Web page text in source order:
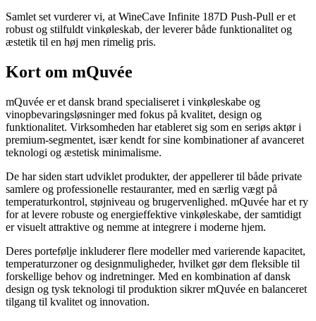
Samlet set vurderer vi, at WineCave Infinite 187D Push-Pull er et
robust og stilfuldt vinkøleskab, der leverer både funktionalitet og
æstetik til en høj men rimelig pris.
Kort om mQuvée
mQuvée er et dansk brand specialiseret i vinkøleskabe og
vinopbevaringsløsninger med fokus på kvalitet, design og
funktionalitet. Virksomheden har etableret sig som en seriøs aktør i
premium-segmentet, især kendt for sine kombinationer af avanceret
teknologi og æstetisk minimalisme.
De har siden start udviklet produkter, der appellerer til både private
samlere og professionelle restauranter, med en særlig vægt på
temperaturkontrol, støjniveau og brugervenlighed. mQuvée har et ry
for at levere robuste og energieffektive vinkøleskabe, der samtidigt
er visuelt attraktive og nemme at integrere i moderne hjem.
Deres portefølje inkluderer flere modeller med varierende kapacitet,
temperaturzoner og designmuligheder, hvilket gør dem fleksible til
forskellige behov og indretninger. Med en kombination af dansk
design og tysk teknologi til produktion sikrer mQuvée en balanceret
tilgang til kvalitet og innovation.